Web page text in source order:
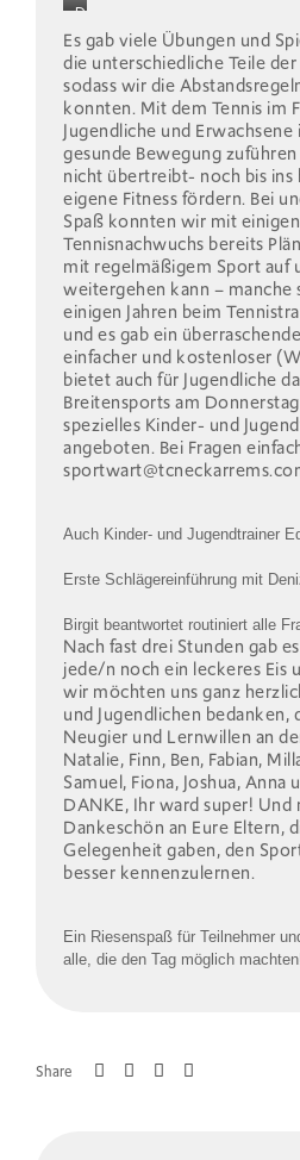
Deniz
und
Sania
führen
im
Kleinfeld
durch
die
Übung
Es gab viele Übungen und
die unterschiedliche Teile
sodass wir die
konnten. Mit dem Tennis im
Jugendliche und
gesunde Bewegung
nicht übertreibt- noch bis ins
eigene Fitness fördern. Bei
Spaß konnten wir mit
Tennisnachwuchs bereits
mit regelmäßigem Sport auf
weitergehen kann – manche
einigen Jahren beim
und es gab ein
einfacher und kostenloser
bietet auch für Jugendliche
Breitensports am
spezielles Kinder- und
angeboten. Bei Fragen
Auch Kinder- und Jugendtrainer
Erste Schlägereinführung mit
Birgit beantwortet routiniert alle
Nach fast drei Stunden gab
jede/n noch ein leckeres Eis
wir möchten uns ganz
und Jugendlichen bedanken,
Neugier und Lernwillen an
Natalie, Finn, Ben, Fabian,
Samuel, Fiona, Joshua, Anna
DANKE, Ihr ward super! Und
Dankeschön an Eure Eltern,
Gelegenheit gaben, den
besser kennenzulernen.
Ein Riesenspaß für Teilnehmer
alle, die den Tag möglich
Share